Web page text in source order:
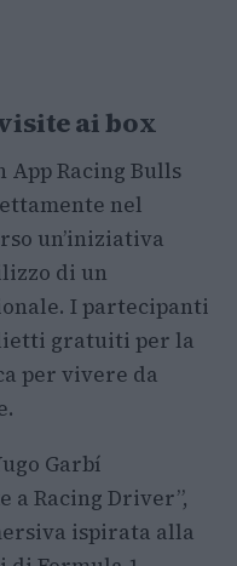
ai box
App Racing Bulls
nel
un’iniziativa
di un
I partecipanti
gratuiti per la
per vivere da
Garbí
a Racing Driver”,
ispirata alla